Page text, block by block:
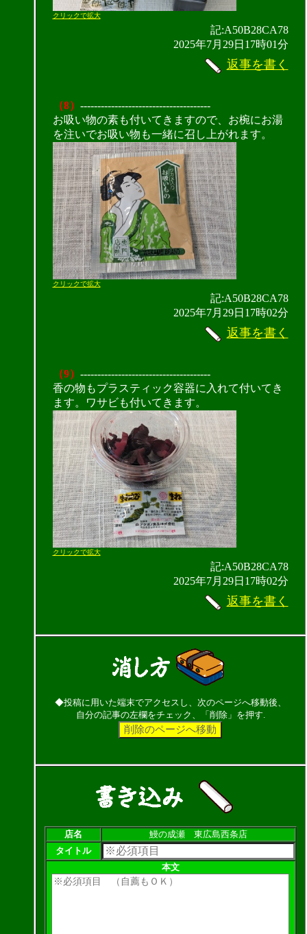
クリックで拡大
記:A50B28CA78
2025年7月29日17時01分
返事を書く
（8） --------------------------------------
お吸い物の素も付いてきますので、お椀にお湯
を注いでお吸い物も一緒に召し上がれます。
クリックで拡大
記:A50B28CA78
2025年7月29日17時02分
返事を書く
（9） --------------------------------------
香の物もプラスティック容器に入れて付いてき
ます。ワサビも付いてきます。
クリックで拡大
記:A50B28CA78
2025年7月29日17時02分
返事を書く
◆投稿に用いた端末でアクセスし、次のページへ移動後、
自分の記事の左欄をチェック、「削除」を押す.
店名
鰻の成瀬 東広島西条店
タイトル
本文